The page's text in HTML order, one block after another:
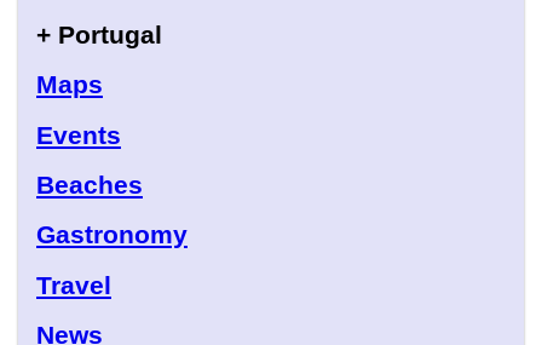
+ Portugal
Maps
Events
Beaches
Gastronomy
Travel
News